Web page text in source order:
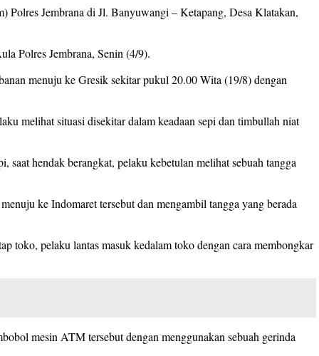
Polres Jembrana di Jl. Banyuwangi – Ketapang, Desa Klatakan,
Polres Jembrana, Senin (4/9).
menuju ke Gresik sekitar pukul 20.00 Wita (19/8) dengan
melihat situasi disekitar dalam keadaan sepi dan timbullah niat
hendak berangkat, pelaku kebetulan melihat sebuah tangga
ke Indomaret tersebut dan mengambil tangga yang berada
toko, pelaku lantas masuk kedalam toko dengan cara membongkar
mesin ATM tersebut dengan menggunakan sebuah gerinda